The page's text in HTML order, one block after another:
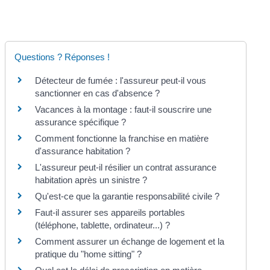
Questions ? Réponses !
Détecteur de fumée : l'assureur peut-il vous
sanctionner en cas d'absence ?
Vacances à la montage : faut-il souscrire une
assurance spécifique ?
Comment fonctionne la franchise en matière
d'assurance habitation ?
L'assureur peut-il résilier un contrat assurance
habitation après un sinistre ?
Qu'est-ce que la garantie responsabilité civile ?
Faut-il assurer ses appareils portables
(téléphone, tablette, ordinateur...) ?
Comment assurer un échange de logement et la
pratique du "home sitting" ?